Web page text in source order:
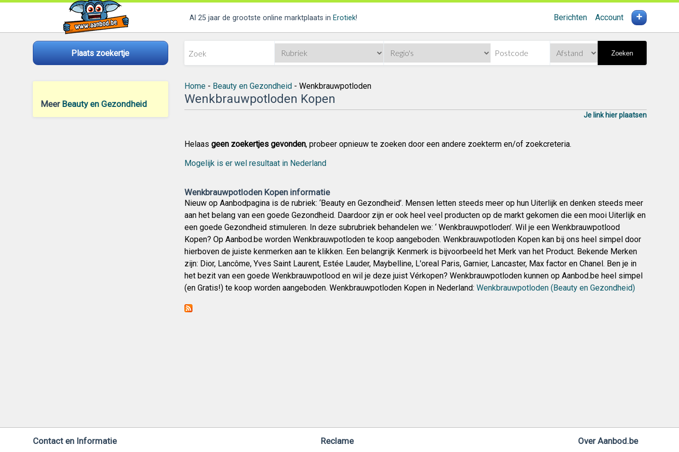
Al 25 jaar de grootste online marktplaats in Erotiek! Berichten Account +
Plaats zoekertje Zoeken
Meer Beauty en Gezondheid
Home- Beauty en Gezondheid- Wenkbrauwpotloden
Wenkbrauwpotloden Kopen
Je link hier plaatsen
Helaas geen zoekertjes gevonden, probeer opnieuw te zoeken door een andere zoekterm en/of zoekcreteria.
Mogelijk is er wel resultaat in Nederland
Wenkbrauwpotloden Kopen informatie
Nieuw op Aanbodpagina is de rubriek: ‘Beauty en Gezondheid’. Mensen letten steeds meer op hun Uiterlijk en denken steeds meer
aan het belang van een goede Gezondheid. Daardoor zijn er ook heel veel producten op de markt gekomen die een mooi Uiterlijk en
een goede Gezondheid stimuleren. In deze subrubriek behandelen we: ‘ Wenkbrauwpotloden’. Wil je een Wenkbrauwpotlood
Kopen? Op Aanbod.be worden Wenkbrauwpotloden te koop aangeboden. Wenkbrauwpotloden Kopen kan bij ons heel simpel door
hierboven de juiste kenmerken aan te klikken. Een belangrijk Kenmerk is bijvoorbeeld het Merk van het Product. Bekende Merken
zijn: Dior, Lancôme, Yves Saint Laurent, Estée Lauder, Maybelline, L'oreal Paris, Garnier, Lancaster, Max factor en Chanel. Ben je in
het bezit van een goede Wenkbrauwpotlood en wil je deze juist Vérkopen? Wenkbrauwpotloden kunnen op Aanbod.be heel simpel
(en Gratis!) te koop worden aangeboden. Wenkbrauwpotloden Kopen in Nederland: Wenkbrauwpotloden (Beauty en Gezondheid)
Contact en Informatie Reclame Over Aanbod.be